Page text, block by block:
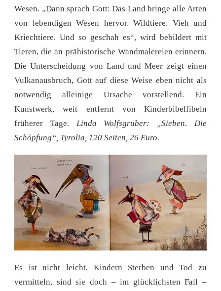
Wesen. „Dann sprach Gott: Das Land bringe alle Arten
von lebendigen Wesen hervor. Wildtiere. Vieh und
Kriechtiere. Und so geschah es“, wird bebildert mit
Tieren, die an prähistorische Wandmalereien erinnern.
Die Unterscheidung von Land und Meer zeigt einen
Vulkanausbruch, Gott auf diese Weise eben nicht als
notwendig alleinige Ursache vorstellend. Ein
Kunstwerk, weit entfernt von Kinderbibelfibeln
früherer Tage. Linda Wolfsgruber: „Sieben. Die
Schöpfung“, Tyrolia, 120 Seiten, 26 Euro.
Es ist nicht leicht, Kindern Sterben und Tod zu
vermitteln, sind sie doch – im glücklichsten Fall –